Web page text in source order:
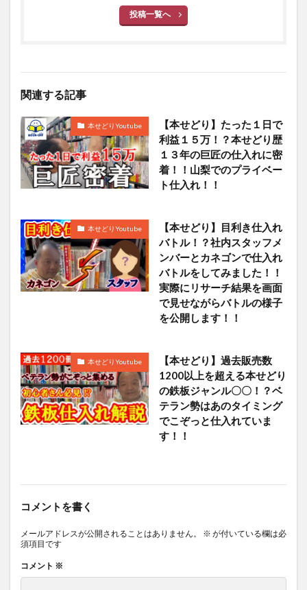
投稿一覧へ
関連する記事
本せどりYoutube
【本せどり】たった１日で
利益１５万！？本せどり歴
１３年の巨匠の仕入れに密
着！！山梨でのプライベー
ト仕入れ！！
本せどりYoutube
【本せどり】目利き仕入れ
バトル！？社内スタッフメ
ンバーとカネゴンで仕入れ
バトルをしてみました！！
実際にリサーチ結果を画面
で見せながらバトルの様子
を公開します！！
本せどりYoutube
【本せどり】過去販売数
1200以上を超える本せどり
の鉄板ジャンル〇〇！？ベ
テラン勢はあのタイミング
でこぞっと仕入れていま
す！！
コメントを書く
メールアドレスが公開されることはありません。 ※ が付いている欄は必
須項目です
コメント ※